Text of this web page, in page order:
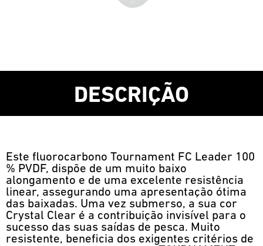
DESCRIÇÃO
Este fluorocarbono Tournament FC Leader 100
% PVDF, dispõe de um muito baixo
alongamento e de uma excelente resistência
linear, assegurando uma apresentação ótima
das baixadas. Uma vez submerso, a sua cor
Crystal Clear é a contribuição invisível para o
sucesso das suas saídas de pesca. Muito
resistente, beneficia dos exigentes critérios de